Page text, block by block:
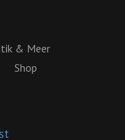
& Meer
Shop